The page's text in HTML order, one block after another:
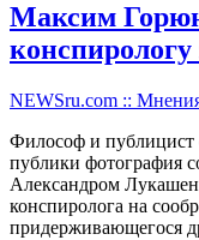
Максим
NEWSru.com ::
Философ и публицист
публики фотография
Александром
конспиролога на
придерживающегося